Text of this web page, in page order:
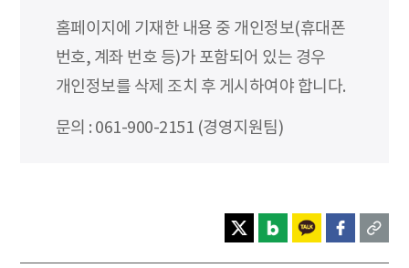
홈페이지에 기재한 내용 중 개인정보(휴대폰
번호, 계좌 번호 등)가 포함되어 있는 경우
개인정보를 삭제 조치 후 게시하여야 합니다.
문의 : 061-900-2151 (경영지원팀)